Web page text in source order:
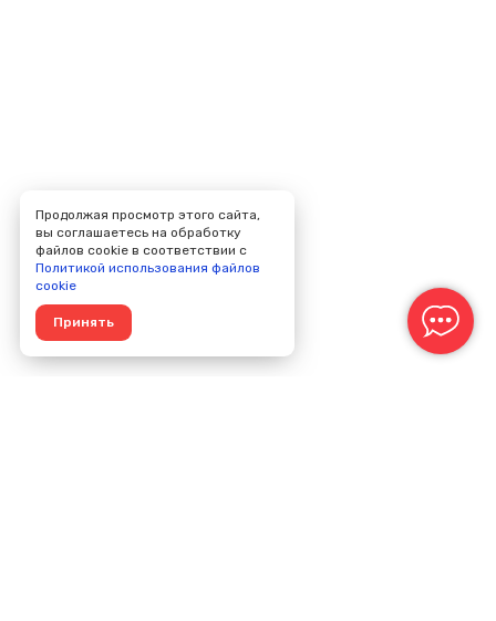
Продолжая просмотр этого сайта,
вы соглашаетесь на обработку
файлов cookie в соответствии с
Политикой использования файлов
cookie
Принять